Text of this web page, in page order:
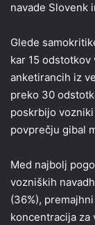
navade Slovenk
Glede
kar 15
anketirancih iz
preko 30
poskrbijo
povprečju gibal
Med najbolj
vozniških
(36%),
koncentracija za